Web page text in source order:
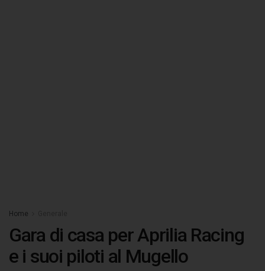
Home
Gara di casa per Aprilia Racing
e i suoi piloti al Mugello